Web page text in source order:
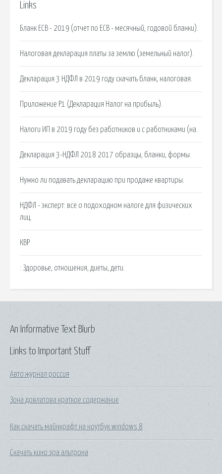
Links
Бланк ЕСВ - 2019 (отчет по ЕСВ - месячный, годовой бланки).
Налоговая декларация платы за землю (земельный налог).
Декларация 3 НДФЛ в 2019 году скачать бланк, налоговая.
Приложение Р1 (Декларация Налог на прибыль).
Налоги ИП в 2019 году без работников и с работниками (на.
Декларация 3-НДФЛ 2018 2017 образцы, бланки, формы.
Нужно ли подавать декларацию при продаже квартиры.
НДФЛ - эксперт: все о подоходном налоге для физических
лиц.
КВР
: Здоровье, отношения, диеты, дети.
Links to Important Stuff
Авто журнал россия
Зона довлатова краткое содержание
Как скачать майнкрафт на ноутбук windows 8
Скачать кино эра альтрона
An Informative Text Blurb